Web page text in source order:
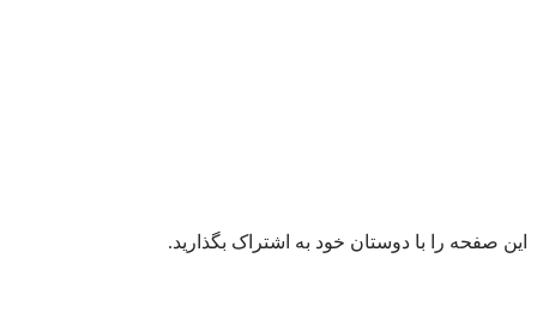
این صفحه را با دوستان خود به اشتراک بگذارید.